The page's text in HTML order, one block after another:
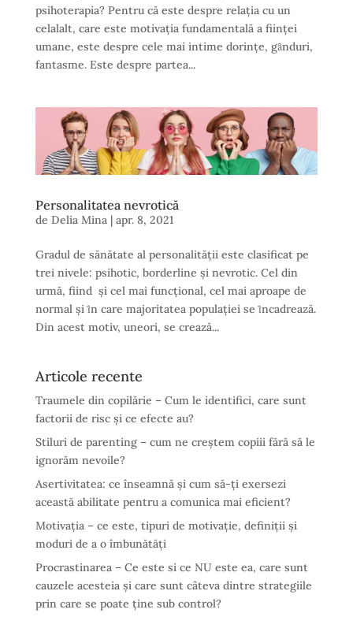
psihoterapia? Pentru că este despre relaţia cu un
celalalt, care este motivaţia fundamentală a fiinţei
umane, este despre cele mai intime dorinţe, gȃnduri,
fantasme. Este despre partea...
Personalitatea nevrotică
de Delia Mina| apr. 8, 2021
Gradul de sănătate al personalităţii este clasificat pe
trei nivele: psihotic, borderline şi nevrotic. Cel din
urmă, fiind şi cel mai funcţional, cel mai aproape de
normal şi ȋn care majoritatea populaţiei se ȋncadrează.
Din acest motiv, uneori, se crează...
Articole recente
Traumele din copilărie – Cum le identifici, care sunt
factorii de risc și ce efecte au?
Stiluri de parenting – cum ne creștem copiii fără să le
ignorăm nevoile?
Asertivitatea: ce înseamnă și cum să-ți exersezi
această abilitate pentru a comunica mai eficient?
Motivația – ce este, tipuri de motivație, definiții și
moduri de a o îmbunătăți
Procrastinarea – Ce este si ce NU este ea, care sunt
cauzele acesteia și care sunt câteva dintre strategiile
prin care se poate ține sub control?